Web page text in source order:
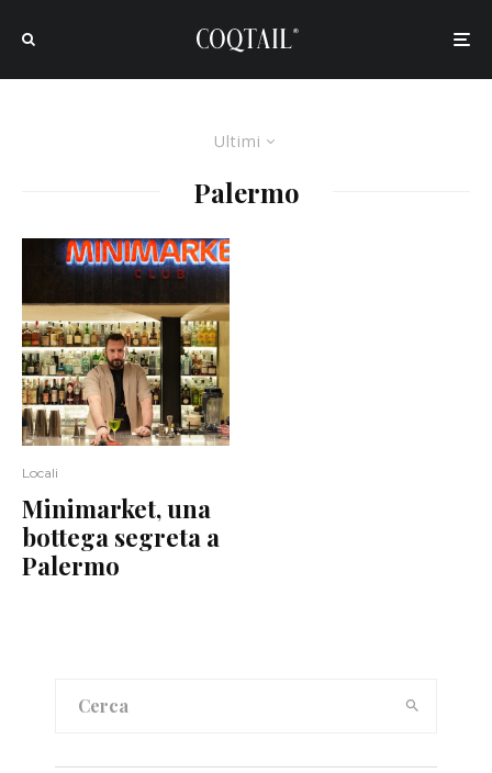
Ultimi
Palermo
Locali
Minimarket, una
bottega segreta a
Palermo